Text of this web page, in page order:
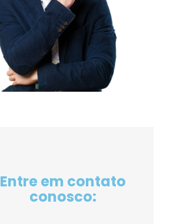
Entre em contato
conosco: